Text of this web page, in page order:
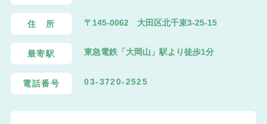
住 所 〒145-0062 大田区北千束3-25-15
最寄駅 東急電鉄「 大岡山 」駅より徒歩1分
電話番号 03-3720-2525